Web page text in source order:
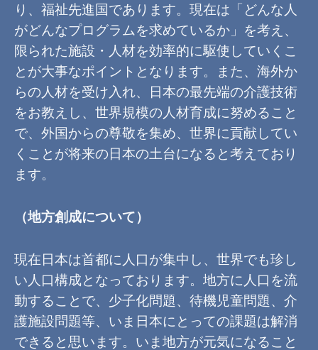
り、福祉先進国であります。現在は「どんな人
がどんなプログラムを求めているか」を考え、
限られた施設・人材を効率的に駆使していくこ
とが大事なポイントとなります。また、海外か
らの人材を受け入れ、日本の最先端の介護技術
をお教えし、世界規模の人材育成に努めること
で、外国からの尊敬を集め、世界に貢献してい
くことが将来の日本の土台になると考えており
ます。
（地方創成について）
現在日本は首都に人口が集中し、世界でも珍し
い人口構成となっております。地方に人口を流
動することで、少子化問題、待機児童問題、介
護施設問題等、いま日本にとっての課題は解消
できると思います。いま地方が元気になること